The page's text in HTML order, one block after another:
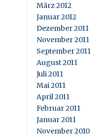
März 2012
Januar 2012
Dezember 2011
November 2011
September 2011
August 2011
Juli 2011
Mai 2011
April 2011
Februar 2011
Januar 2011
November 2010